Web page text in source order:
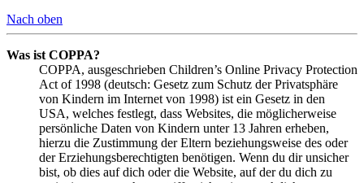
Nach oben
Was ist COPPA?
COPPA, ausgeschrieben Children’s Online Privacy Protection
Act of 1998 (deutsch: Gesetz zum Schutz der Privatsphäre
von Kindern im Internet von 1998) ist ein Gesetz in den
USA, welches festlegt, dass Websites, die möglicherweise
persönliche Daten von Kindern unter 13 Jahren erheben,
hierzu die Zustimmung der Eltern beziehungsweise des oder
der Erziehungsberechtigten benötigen. Wenn du dir unsicher
bist, ob dies auf dich oder die Website, auf der du dich zu